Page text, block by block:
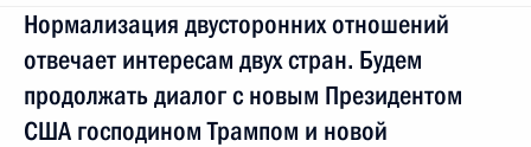
Нормализация двусторонних отношений
отвечает интересам двух стран. Будем
продолжать диалог с новым Президентом
США господином Трампом и новой